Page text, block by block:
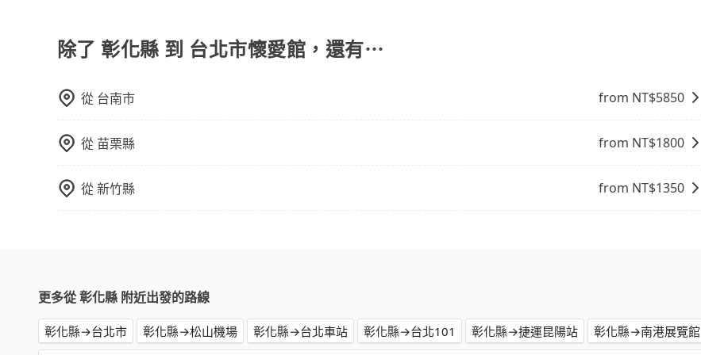
擇「計時包車」，中途需要加點停靠，則不需要額外支付費用。
除了 彰化縣 到 台北市懷愛館，還有⋯
從 台南市 from NT$5850
從 苗栗縣 from NT$1800
從新竹縣 from NT$1350
更多從 彰化縣 附近出發的路線
彰化縣→台北市 彰化縣→松山機場 彰化縣→台北車站 彰化縣→台北101 彰化縣→捷運昆陽站 彰化縣→南港展覽館